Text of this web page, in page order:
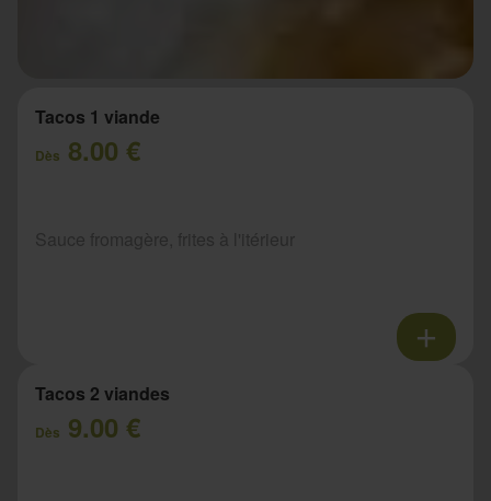
Tacos 1 viande
Dès 8.00 €
Tacos 2 viandes
Dès 9.00 €